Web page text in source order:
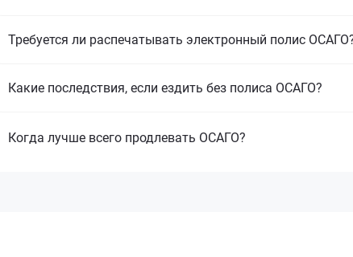
Требуется ли распечатывать электронный полис
Какие последствия, если ездить без полиса ОСАГО?
Когда лучше всего продлевать ОСАГО?